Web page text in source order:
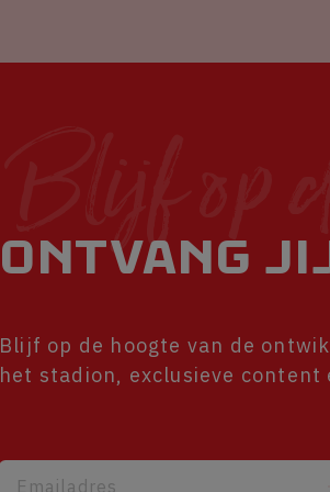
Ontvang
Blijf op de hoogte van de
het stadion, exclusieve content